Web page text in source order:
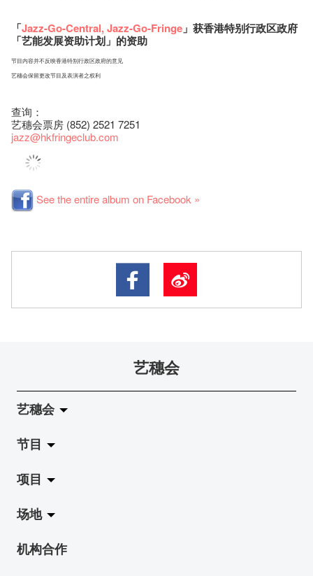
「Jazz-Go-Central,Jazz-Go-Fringe」获香港特别行政区政府
「艺能发展资助计划」的资助
节目内容并不反映香港特别行政区政府的意见
艺穗会保留更改节目及表演者之权利
查询：
艺穗会票房 (852) 2521 7251
jazz@hkfringeclub.com
See the entire album on Facebook »
艺穗会
艺穗会
关于艺穗会
艺穗会的演化
使命与宗旨
艺穗会架构
节目
拉阔
展览
演出
项目
Jazz-Go-Central, Jazz-Go-Fringe
LPL
场地
陈丽玲划廊
机构合作